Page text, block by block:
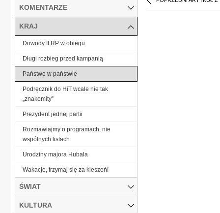
KOMENTARZE
KRAJ
Dowody II RP w obiegu
Długi rozbieg przed kampanią
Państwo w państwie
Podręcznik do HiT wcale nie tak
„znakomity”
Prezydent jednej partii
Rozmawiajmy o programach, nie
wspólnych listach
Urodziny majora Hubala
Wakacje, trzymaj się za kieszeń!
ŚWIAT
KULTURA